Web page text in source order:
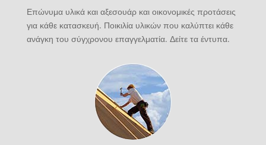
Επώνυμα υλικά και αξεσουάρ και οικονομικές προτάσεις
για κάθε κατασκευή. Ποικιλία υλικών που καλύπτει κάθε
ανάγκη του σύγχρονου επαγγελματία. Δείτε τα έντυπα.